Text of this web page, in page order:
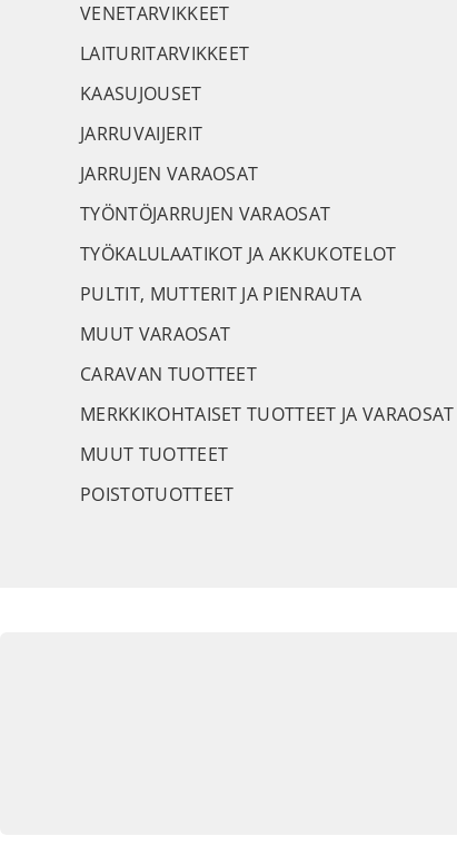
VENETARVIKKEET
LAITURITARVIKKEET
KAASUJOUSET
JARRUVAIJERIT
JARRUJEN VARAOSAT
TYÖNTÖJARRUJEN VARAOSAT
TYÖKALULAATIKOT JA AKKUKOTELOT
PULTIT, MUTTERIT JA PIENRAUTA
MUUT VARAOSAT
CARAVAN TUOTTEET
MERKKIKOHTAISET TUOTTEET JA VARAOSAT
MUUT TUOTTEET
POISTOTUOTTEET